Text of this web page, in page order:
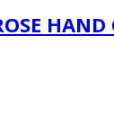
HAND